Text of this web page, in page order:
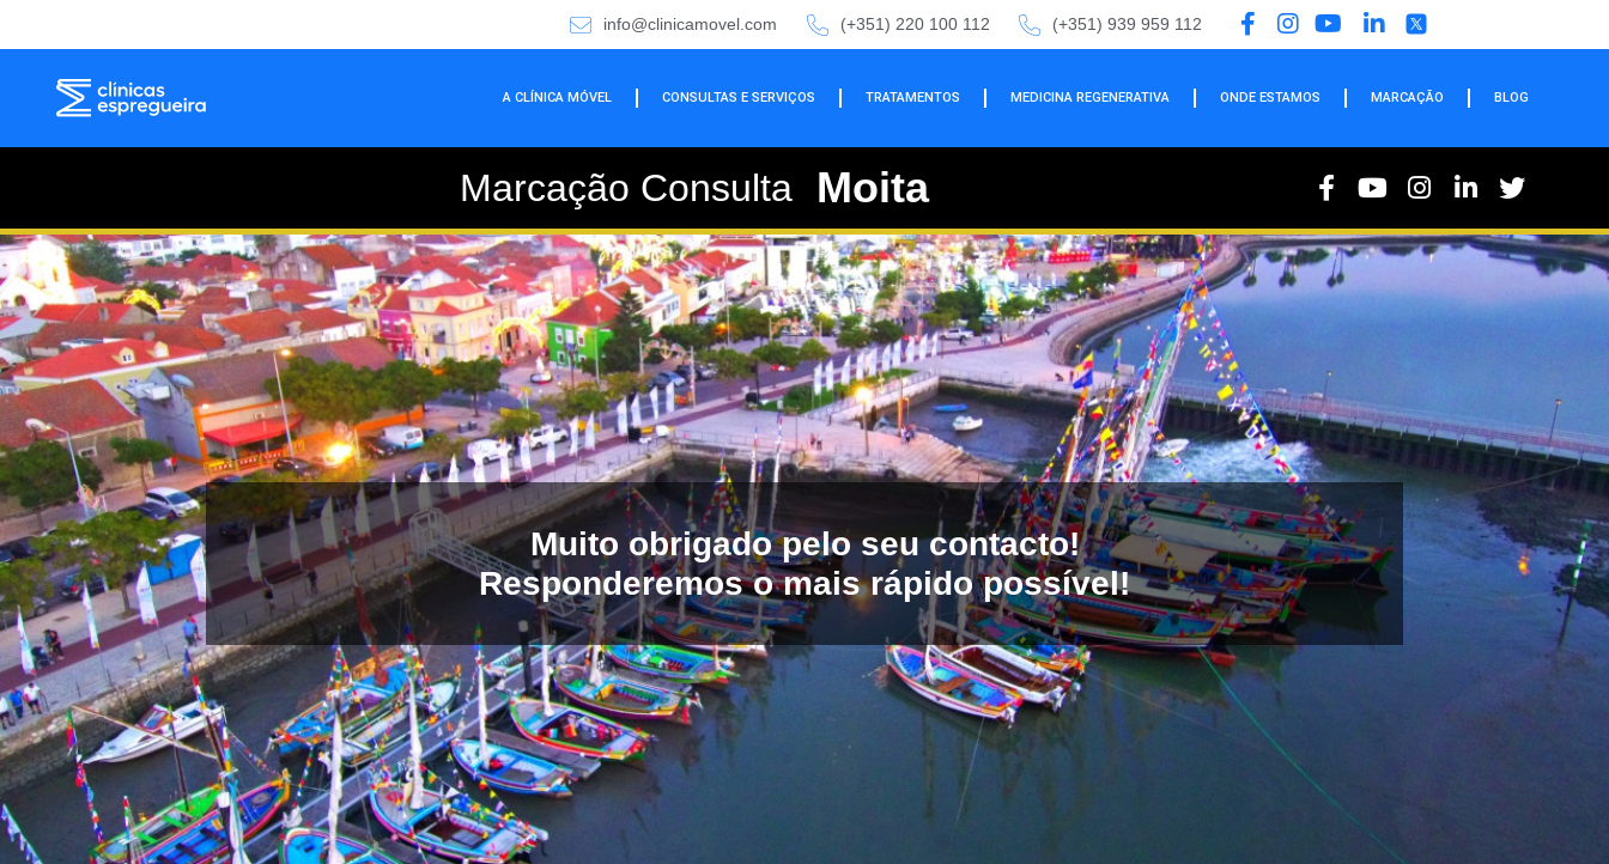
info@clinicamovel.com (+351) 220 100 112 (+351) 939 959 112
A CLÍNICA MÓVEL CONSULTAS E SERVIÇOS TRATAMENTOS MEDICINA REGENERATIVA ONDE ESTAMOS MARCAÇÃO BLOG
Marcação Consulta Moita
Muito obrigado pelo seu contacto!
Responderemos o mais rápido possível!